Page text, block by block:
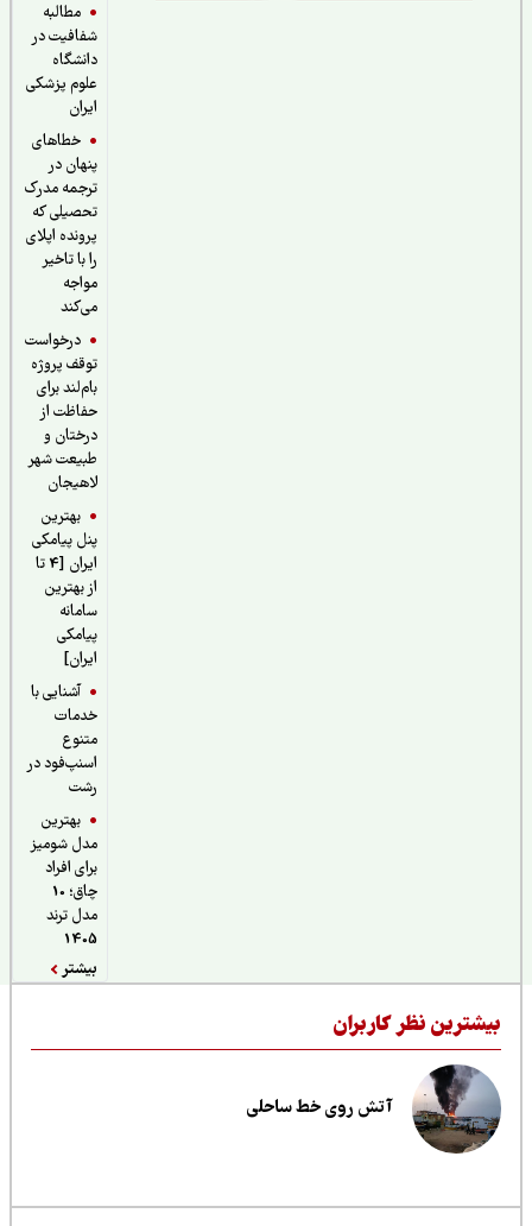
مطالبه
شفافیت در
دانشگاه
علوم پزشکی
خطاهای
پنهان در
ترجمه مدرک
تحصیلی که
پرونده اپلای
را با تاخیر
درخواست
توقف پروژه
بام‌لند برای
حفاظت از
درختان و
طبیعت شهر
لاهیجان
بهترین
پنل پیامکی
ایران [4 تا
از بهترین
سامانه
پیامکی
آشنایی با
خدمات
اسنپ‌فود در
بهترین
مدل شومیز
برای افراد
چاق؛ 10
مدل ترند
نظر کاربران
آتش روی خط ساحلی